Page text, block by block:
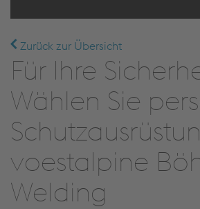
Zurück zur Übersicht
Für Ihre
Wählen Sie
voestalpine
Welding